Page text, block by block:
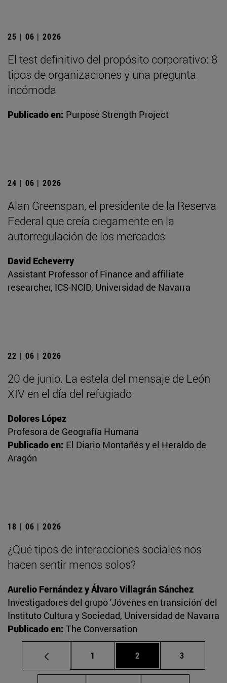
25 | 06 | 2026
El test definitivo del propósito corporativo: 8
tipos de organizaciones y una pregunta
incómoda
Publicado en: Purpose Strength Project
24 | 06 | 2026
Alan Greenspan, el presidente de la Reserva
Federal que creía ciegamente en la
autorregulación de los mercados
David Echeverry
Assistant Professor of Finance and affiliate
researcher, ICS-NCID, Universidad de Navarra
22 | 06 | 2026
20 de junio. La estela del mensaje de León
XIV en el día del refugiado
Dolores López
Profesora de Geografía Humana
Publicado en: El Diario Montañés y el Heraldo de
Aragón
18 | 06 | 2026
¿Qué tipos de interacciones sociales nos
hacen sentir menos solos?
Aurelio Fernández y Álvaro Villagrán Sánchez
Investigadores del grupo 'Jóvenes en transición' del
Instituto Cultura y Sociedad, Universidad de Navarra
Publicado en: The Conversation
Página
1 Página
2 Página
3